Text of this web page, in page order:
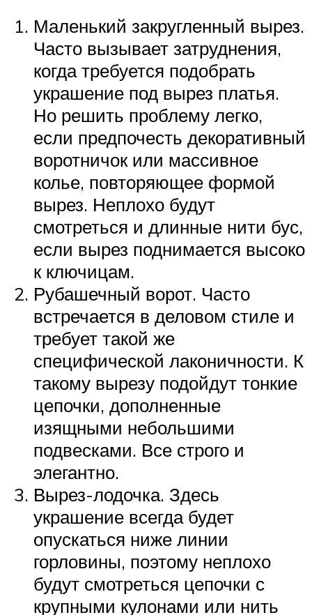
Маленький закругленный вырез.
Часто вызывает затруднения,
когда требуется подобрать
украшение под вырез платья.
Но решить проблему легко,
если предпочесть декоративный
воротничок или массивное
колье, повторяющее формой
вырез. Неплохо будут
смотреться и длинные нити бус,
если вырез поднимается высоко
к ключицам.
Рубашечный ворот. Часто
встречается в деловом стиле и
требует такой же
специфической лаконичности. К
такому вырезу подойдут тонкие
цепочки, дополненные
изящными небольшими
подвесками. Все строго и
элегантно.
Вырез-лодочка. Здесь
украшение всегда будет
опускаться ниже линии
горловины, поэтому неплохо
будут смотреться цепочки с
крупными кулонами или нить